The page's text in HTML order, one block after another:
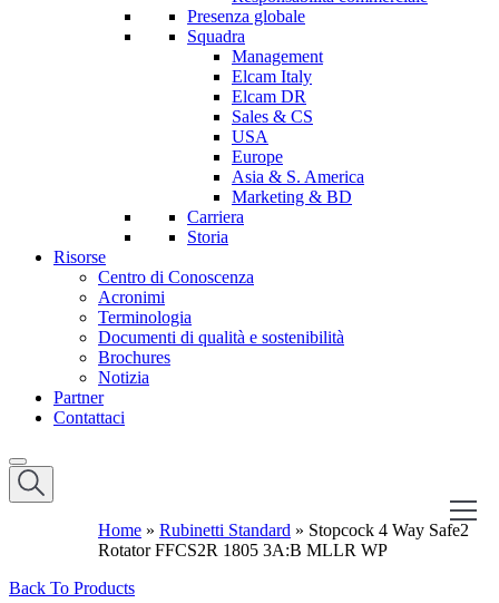
Presenza globale
Squadra
Management
Elcam Italy
Elcam DR
Sales & CS
USA
Europe
Asia & S. America
Marketing & BD
Carriera
Storia
Risorse
Centro di Conoscenza
Acronimi
Terminologia
Documenti di qualità e sostenibilità
Brochures
Notizia
Partner
Contattaci
Home » Rubinetti Standard » Stopcock 4 Way Safe2
Rotator FFCS2R 1805 3A:B MLLR WP
Back To Products